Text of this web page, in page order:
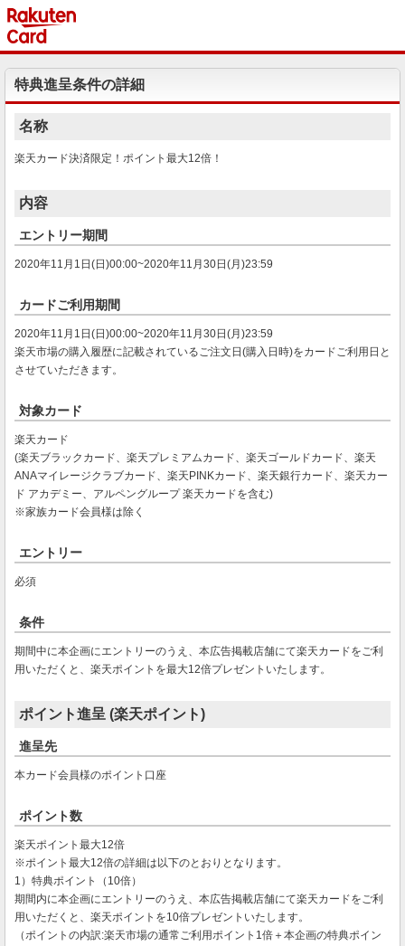
特典進呈条件の詳細
名称
楽天カード決済限定！ポイント最大12倍！
内容
エントリー期間
2020年11月1日(日)00:00~2020年11月30日(月)23:59
カードご利用期間
2020年11月1日(日)00:00~2020年11月30日(月)23:59
楽天市場の購入履歴に記載されているご注文日(購入日時)をカードご利用日と
させていただきます。
対象カード
楽天カード
(楽天ブラックカード、楽天プレミアムカード、楽天ゴールドカード、楽天
ANAマイレージクラブカード、楽天PINKカード、楽天銀行カード、楽天カー
ド アカデミー、アルペングループ 楽天カードを含む)
※家族カード会員様は除く
エントリー
必須
条件
期間中に本企画にエントリーのうえ、本広告掲載店舗にて楽天カードをご利
用いただくと、楽天ポイントを最大12倍プレゼントいたします。
ポイント進呈 (楽天ポイント)
進呈先
本カード会員様のポイント口座
ポイント数
楽天ポイント最大12倍
※ポイント最大12倍の詳細は以下のとおりとなります。
1）特典ポイント（10倍）
期間内に本企画にエントリーのうえ、本広告掲載店舗にて楽天カードをご利
用いただくと、楽天ポイントを10倍プレゼントいたします。
（ポイントの内訳:楽天市場の通常ご利用ポイント1倍＋本企画の特典ポイン